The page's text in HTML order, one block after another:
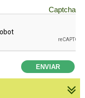
Captcha
ENVIAR